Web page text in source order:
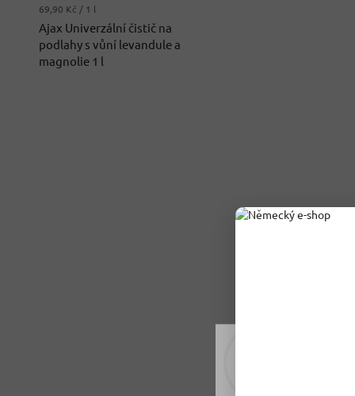
Rádi vám
tomu soubory
Ajax Univerzální čistič na
podlahy s vůní levandule a
magnolie 1 l
Měrná cena:
69,90 Kč / 1 l